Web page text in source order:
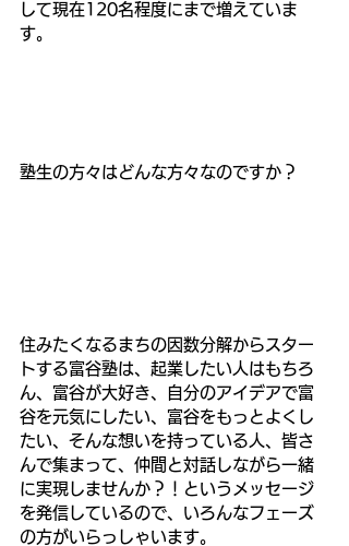
して現在120名程度にまで増えていま
す。
塾生の方々はどんな方々なのですか？
住みたくなるまちの因数分解からスター
トする富谷塾は、起業したい人はもちろ
ん、富谷が大好き、自分のアイデアで富
谷を元気にしたい、富谷をもっとよくし
たい、そんな想いを持っている人、皆さ
んで集まって、仲間と対話しながら一緒
に実現しませんか？！というメッセージ
を発信しているので、いろんなフェーズ
の方がいらっしゃいます。